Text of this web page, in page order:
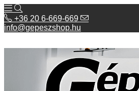
+36 20 6-669-669
info@gepeszshop.hu